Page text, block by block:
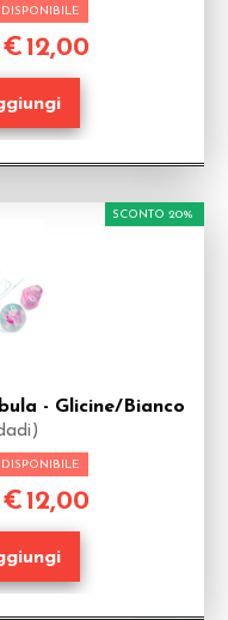
€12,00
- Glicine/Bianco
SCONTO 20%
€12,00